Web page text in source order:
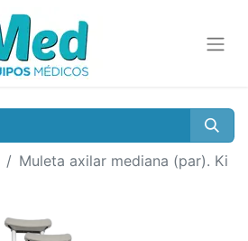
Muleta axilar mediana (par). Ki